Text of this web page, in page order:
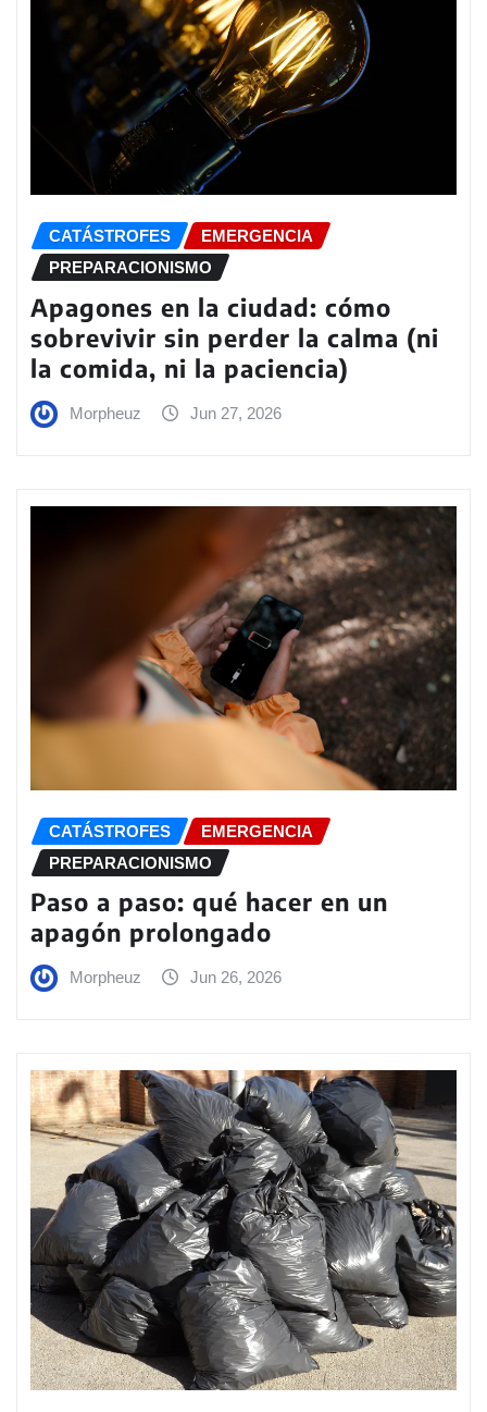
CATÁSTROFES
EMERGENCIA
PREPARACIONISMO
Apagones en la ciudad: cómo
sobrevivir sin perder la calma (ni
la comida, ni la paciencia)
Morpheuz Jun 27, 2026
CATÁSTROFES
EMERGENCIA
PREPARACIONISMO
Paso a paso: qué hacer en un
apagón prolongado
Morpheuz Jun 26, 2026